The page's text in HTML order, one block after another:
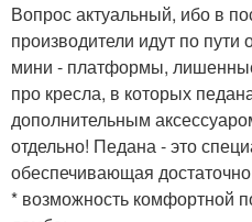
Вопрос актуальный, ибо в
производители идут по
мини - платформы,
про кресла, в которых
дополнительным
отдельно! Педана - это
обеспечивающая
* возможность комфортной